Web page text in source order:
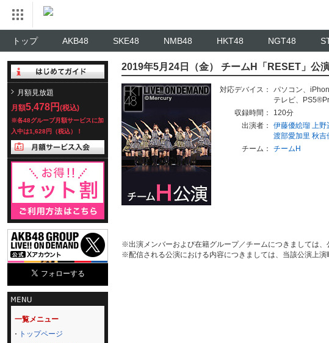
トップ AKB48 SKE48 NMB48 HKT48 NGT48
月額見放題
月額5,478円 (税込)
※各48グループ月額サービスに加
入中は1,628円（税込）！
一覧メニュー
トップページ
2019年5月24日（金） チームH「RESET」公
対応デバイス： パソコン、
テレビ、
収録時間：
120分
出演者：
伊藤優絵瑠 上野
渡部愛加里 秋吉
チーム：
チームH
※出演メンバーおよび在籍グループ／チームにつきましては、
※配信される公演における内容につきましては、当該公演上